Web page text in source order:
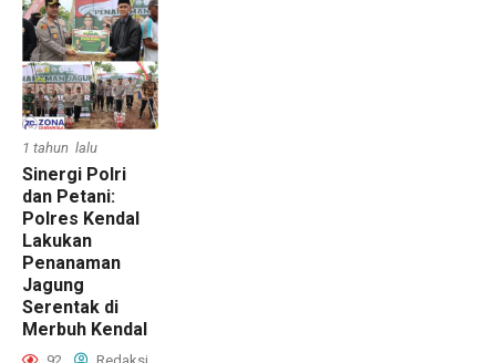
1 tahun lalu
Sinergi Polri
dan Petani:
Polres Kendal
Lakukan
Penanaman
Jagung
Serentak di
Merbuh Kendal